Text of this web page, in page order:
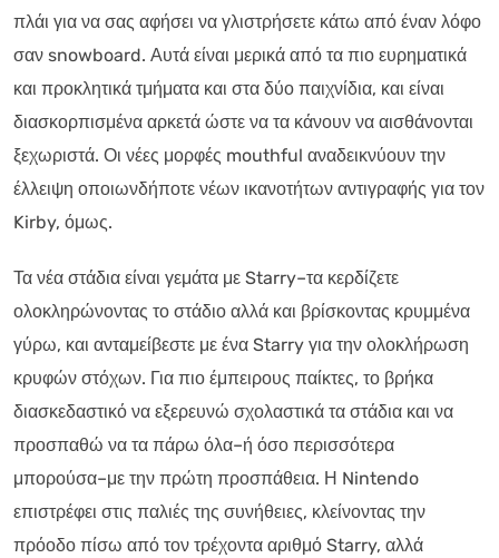
πλάι για να σας αφήσει να γλιστρήσετε κάτω από έναν λόφο
σαν snowboard. Αυτά είναι μερικά από τα πιο ευρηματικά
και προκλητικά τμήματα και στα δύο παιχνίδια, και είναι
διασκορπισμένα αρκετά ώστε να τα κάνουν να αισθάνονται
ξεχωριστά. Οι νέες μορφές mouthful αναδεικνύουν την
έλλειψη οποιωνδήποτε νέων ικανοτήτων αντιγραφής για τον
Kirby, όμως.
Τα νέα στάδια είναι γεμάτα με Starry–τα κερδίζετε
ολοκληρώνοντας το στάδιο αλλά και βρίσκοντας κρυμμένα
γύρω, και ανταμείβεστε με ένα Starry για την ολοκλήρωση
κρυφών στόχων. Για πιο έμπειρους παίκτες, το βρήκα
διασκεδαστικό να εξερευνώ σχολαστικά τα στάδια και να
προσπαθώ να τα πάρω όλα–ή όσο περισσότερα
μπορούσα–με την πρώτη προσπάθεια. Η Nintendo
επιστρέφει στις παλιές της συνήθειες, κλείνοντας την
πρόοδο πίσω από τον τρέχοντα αριθμό Starry, αλλά